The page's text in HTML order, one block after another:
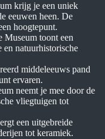
krijg je een uniek
eeuwen heen. De
hoogtepunt.
Museum toont een
en natuurhistorische
middeleeuws pand
ervaren.
neemt je mee door de
vliegtuigen tot
een uitgebreide
tot keramiek.